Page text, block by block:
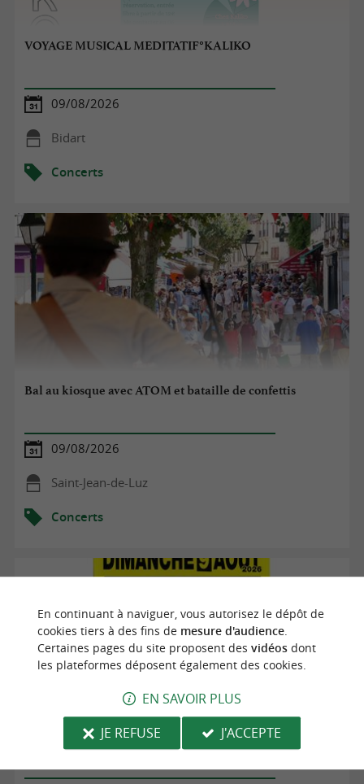
VOYAGE MUSICAL MEDITATIF°KALIKO
09/08/2026
Bidart
Concerts
Bal au kiosque avec ATOM et bataille de confettis
09/08/2026
Saint-Jean-de-Luz
Concerts
Concert d'orgue
En continuant à naviguer, vous autorisez le dépôt de
cookies tiers à des fins de mesure d'audience.
Certaines pages du site proposent des vidéosdont
les plateformes déposent également des cookies.
EN SAVOIR PLUS
JE REFUSE
J'ACCEPTE